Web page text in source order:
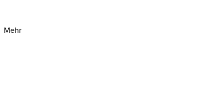
Mehr